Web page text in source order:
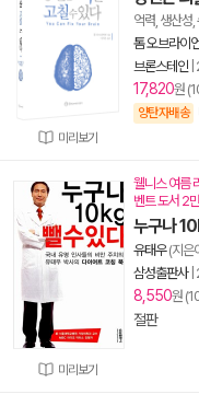
미리보기
억력, 생산성
톰 오브라이
브론스테인
17,820원
양탄자배송
미리보기
웰니스 여름
벤트 도서 2
누구나
유태우(지은
삼성출판사|
8,550원
절판